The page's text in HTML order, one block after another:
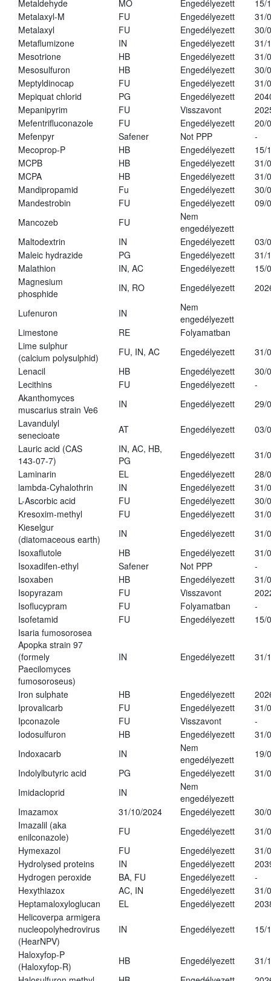
Metaldehyde MO Engedélyezett
15/
Metalaxyl-M
FU Engedélyezett
31/
Metalaxyl
FU Engedélyezett
30/
Metaflumizone
IN Engedélyezett
31/
Mesotrione
HB Engedélyezett
31/
Mesosulfuron
HB Engedélyezett
30/
Meptyldinocap
FU Engedélyezett
31/
Mepiquat chlorid
PG Engedélyezett
Mepanipyrim
FU Visszavont
Mefentrifluconazole
FU Engedélyezett
20/
Mefenpyr
Safener Not PPP
-
Mecoprop-P
HB Engedélyezett
15/
MCPB
HB Engedélyezett
31/
MCPA
HB Engedélyezett
31/
Mandipropamid
Fu Engedélyezett
30/
Mandestrobin
FU Engedélyezett
09/
Mancozeb
FU
Nem
engedélyezett
Maltodextrin
IN Engedélyezett
03/
Maleic hydrazide
PG Engedélyezett
31/
Malathion
IN, AC Engedélyezett
15/
Magnesium
phosphide
IN, RO Engedélyezett
Lufenuron IN
Nem
engedélyezett
Limestone
RE
Folyamatban
Lime sulphur
(calcium polysulphid)
FU, IN, AC Engedélyezett
31/
Lenacil
HB Engedélyezett
30/
Lecithins
FU Engedélyezett
-
Akanthomyces
muscarius strain Ve6
IN Engedélyezett
29/
Lavandulyl
senecioate
AT Engedélyezett
03/
Lauric acid (CAS
143-07-7)
IN, AC, HB,
PG
Engedélyezett
31/
Laminarin
EL Engedélyezett
28/
lambda-Cyhalothrin
IN Engedélyezett
31/
L-Ascorbic acid
FU Engedélyezett
30/
Kresoxim-methyl
FU Engedélyezett
31/
Kieselgur
(diatomaceous earth)
IN Engedélyezett
31/
Isoxaflutole
HB Engedélyezett
31/
Isoxadifen-ethyl
Safener Not PPP
-
Isoxaben
HB Engedélyezett
31/
Isopyrazam
FU Visszavont
Isoflucypram
FU Folyamatban
-
Isofetamid
FU Engedélyezett
15/
Isaria fumosorosea
Apopka strain 97
(formely
Paecilomyces
fumosoroseus)
IN Engedélyezett 31/
Iron sulphate HB Engedélyezett
Iprovalicarb
FU Engedélyezett
31/
Ipconazole
FU Visszavont
-
Iodosulfuron
HB Engedélyezett
31/
Indoxacarb
IN
Nem
engedélyezett
19/
Indolylbutyric acid
PG Engedélyezett
31/
Imidacloprid
IN
Nem
engedélyezett
Imazamox
31/10/2024 Engedélyezett
30/
Imazalil (aka
enilconazole)
FU Engedélyezett
31/
Hymexazol
FU Engedélyezett
31/
Hydrolysed proteins
IN Engedélyezett
Hydrogen peroxide
BA, FU Engedélyezett
-
Hexythiazox
AC, IN Engedélyezett
31/
Heptamaloxyloglucan
EL Engedélyezett
Helicoverpa armigera
nucleopolyhedrovirus
(HearNPV)
IN Engedélyezett 15/
Haloxyfop-P
(Haloxyfop-R)
HB Engedélyezett
31/